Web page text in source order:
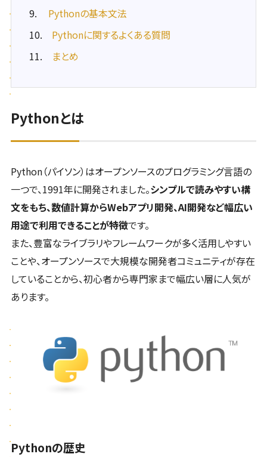
Pythonの基本文法
Pythonに関するよくある質問
まとめ
Pythonとは
Python（パイソン）はオープンソースのプログラミング言語の
一つで、1991年に開発されました。シンプルで読みやすい構
文をもち、数値計算からWebアプリ開発、AI開発など幅広い
用途で利用できることが特徴です。
また、豊富なライブラリやフレームワークが多く活用しやすい
ことや、オープンソースで大規模な開発者コミュニティが存在
していることから、初心者から専門家まで幅広い層に人気が
あります。
Pythonの歴史